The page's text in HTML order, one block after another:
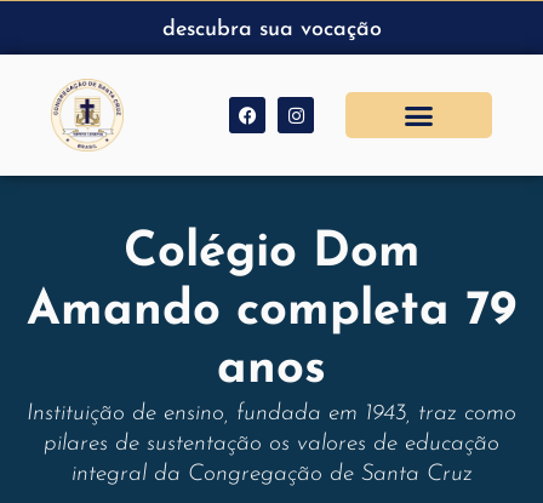
descubra sua vocação
Colégio Dom
Amando completa 79
anos
Instituição de ensino, fundada em 1943, traz como
pilares de sustentação os valores de educação
integral da Congregação de Santa Cruz